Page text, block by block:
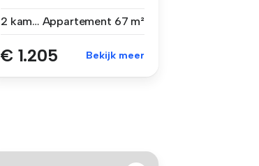
2 kamers Appartement 67 m²
€ 1.205 Bekijk meer